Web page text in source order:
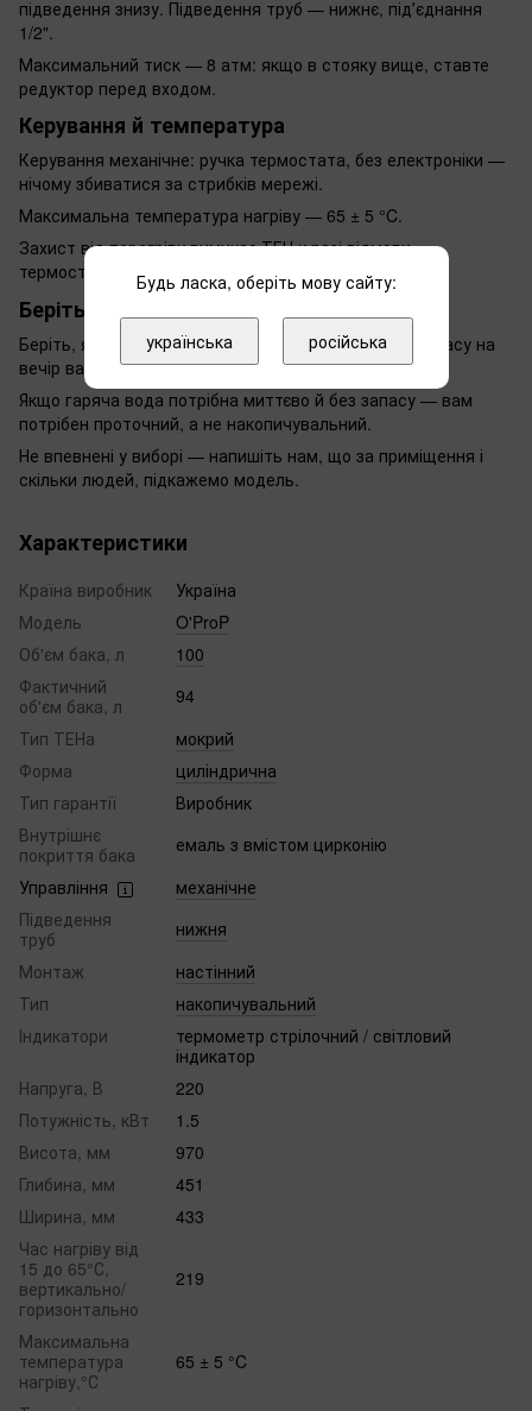
підведення знизу. Підведення труб — нижнє, підʼєднання
1/2".
Максимальний тиск — 8 атм: якщо в стояку вище, ставте
редуктор перед входом.
Керування й температура
Керування механічне: ручка термостата, без електроніки —
нічому збиватися за стрибків мережі.
Максимальна температура нагріву — 65 ± 5 °C.
Захист від перегріву вимикає ТЕН у разі відмови
термостата.
Беріть, якщо
Беріть, якщо вас двоє-троє і порахованого вище запасу на
вечір вам вистачає.
Якщо гаряча вода потрібна миттєво й без запасу — вам
потрібен проточний, а не накопичувальний.
Не впевнені у виборі — напишіть нам, що за приміщення і
скільки людей, підкажемо модель.
Характеристики
Країна виробник
Україна
Модель
O'ProP
Об'єм бака, л
100
Фактичний
об'єм бака, л
94
Тип ТЕНа
мокрий
Форма
циліндрична
Тип гарантії
Виробник
Внутрішнє
покриття бака
емаль з вмістом цирконію
Управління
механічне
Підведення
труб
нижня
Монтаж
настінний
Тип
накопичувальний
Індикатори
термометр стрілочний / світловий
індикатор
Напруга, В
220
Потужність, кВт
1.5
Висота, мм
970
Глибина, мм
451
Ширина, мм
433
Час нагріву від
15 до 65°С,
вертикально/
горизонтально
219
Максимальна
температура
нагріву,°С
65 ± 5 °C
Будь ласка, оберіть мову сайту:
українська російська